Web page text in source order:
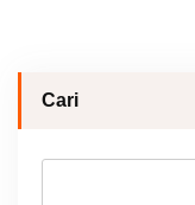
Cari